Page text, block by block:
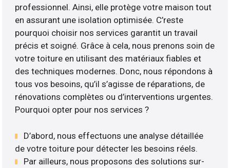
professionnel. Ainsi, elle protège votre maison tout
en assurant une isolation optimisée. C’reste
pourquoi choisir nos services garantit un travail
précis et soigné. Grâce à cela, nous prenons soin de
votre toiture en utilisant des matériaux fiables et
des techniques modernes. Donc, nous répondons à
tous vos besoins, qu’il s’agisse de réparations, de
rénovations complètes ou d’interventions urgentes.
Pourquoi opter pour nos services ?
D’abord, nous effectuons une analyse détaillée
de votre toiture pour détecter les besoins réels.
Par ailleurs, nous proposons des solutions sur-